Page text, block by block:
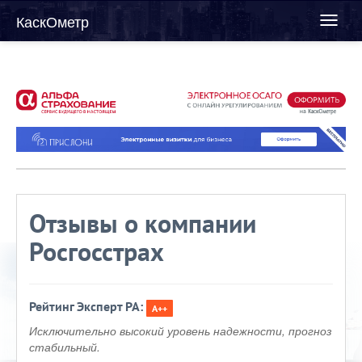
Toggle
КаскОметр
Отзывы о компании
Росгосстрах
Рейтинг Эксперт РА: A++
Исключительно высокий уровень надежности, прогноз
стабильный.